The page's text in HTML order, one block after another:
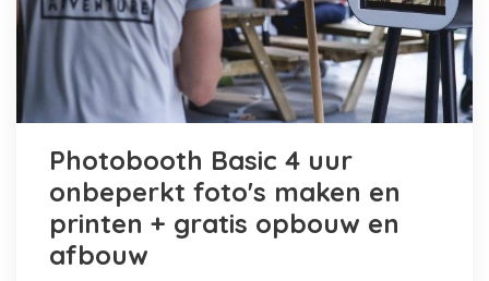
Photobooth Basic 4 uur
onbeperkt foto's maken en
printen + gratis opbouw en
afbouw